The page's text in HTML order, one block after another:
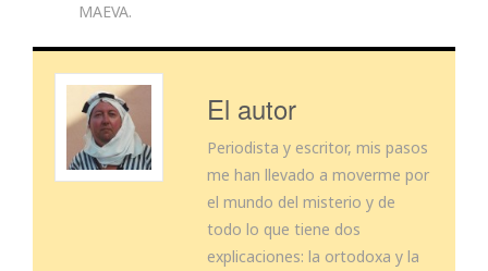
MAEVA.
El autor
Periodista y escritor, mis pasos
me han llevado a moverme por
el mundo del misterio y de
todo lo que tiene dos
explicaciones: la ortodoxa y la